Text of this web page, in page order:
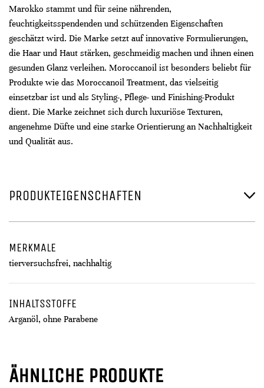
Marokko stammt und für seine nährenden,
feuchtigkeitsspendenden und schützenden Eigenschaften
geschätzt wird. Die Marke setzt auf innovative Formulierungen,
die Haar und Haut stärken, geschmeidig machen und ihnen einen
gesunden Glanz verleihen. Moroccanoil ist besonders beliebt für
Produkte wie das Moroccanoil Treatment, das vielseitig
einsetzbar ist und als Styling-, Pflege- und Finishing-Produkt
dient. Die Marke zeichnet sich durch luxuriöse Texturen,
angenehme Düfte und eine starke Orientierung an Nachhaltigkeit
und Qualität aus.
PRODUKTEIGENSCHAFTEN
MERKMALE
tierversuchsfrei, nachhaltig
INHALTSSTOFFE
Arganöl, ohne Parabene
ÄHNLICHE PRODUKTE